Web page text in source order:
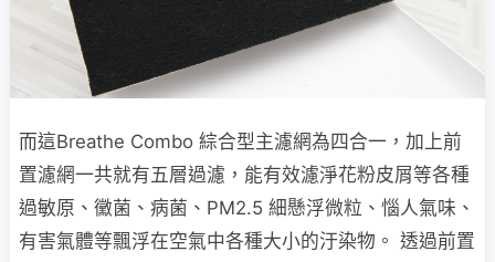
而這Breathe Combo 綜合型主濾網為四合一，加上前
置濾網一共就有五層過濾，能有效濾淨花粉皮屑等各種
過敏原、黴菌、病菌、PM2.5 細懸浮微粒、惱人氣味、
有害氣體等飄浮在空氣中各種大小的汙染物。 透過前置